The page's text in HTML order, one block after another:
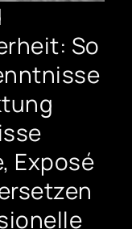
So
Exposé